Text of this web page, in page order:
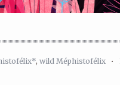
, wild Méphistofélix •